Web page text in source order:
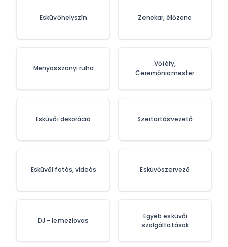
Esküvőhelyszín
Menyasszonyi ruha
Esküvői dekoráció
Esküvői fotós, videós
DJ - lemezlovas
Zenekar, élőzene
Vőfély,
Ceremóniamester
Szertartásvezető
Esküvőszervező
Egyéb esküvői
szolgáltatások